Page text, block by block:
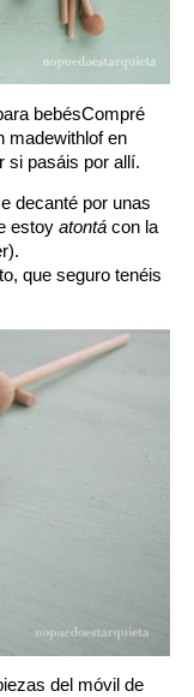
bebésCompré
madewithlofen
si pasáis por allí.
decanté por unas
estoy atontá con la
que seguro tenéis
del móvil de